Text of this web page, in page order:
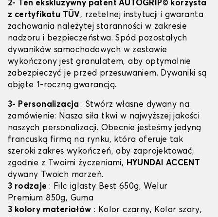
2- Ten ekskluzywny patent AUTOGRIP© korzysta
z certyfikatu TÜV, rzetelnej instytucji i gwaranta
zachowania należytej staranności w zakresie
nadzoru i bezpieczeństwa. Spód pozostałych
dywaników samochodowych w zestawie
wykończony jest granulatem, aby optymalnie
zabezpieczyć je przed przesuwaniem. Dywaniki są
objęte 1-roczną gwarancją.
3- Personalizacja: Stwórz własne dywany na
zamówienie: Nasza siła tkwi w najwyższej jakości
naszych personalizacji. Obecnie jesteśmy jedyną
francuską firmą na rynku, która oferuje tak
szeroki zakres wykończeń, aby zaprojektować,
zgodnie z Twoimi życzeniami, HYUNDAI ACCENT
dywany Twoich marzeń.
3 rodzaje : Filc iglasty Best 650g, Welur
Premium 850g, Guma
3 kolory materiałów : Kolor czarny, Kolor szary,